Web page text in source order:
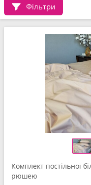
Фільтри
Комплект постільної
рюшею